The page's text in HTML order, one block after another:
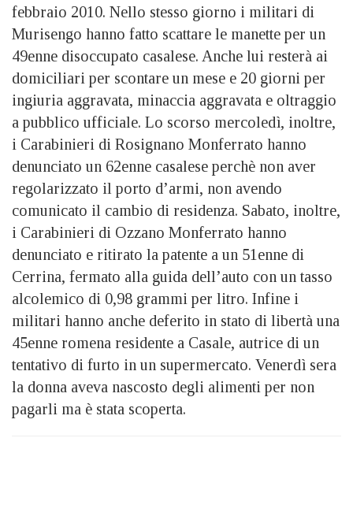
febbraio 2010. Nello stesso giorno i militari di
Murisengo hanno fatto scattare le manette per un
49enne disoccupato casalese. Anche lui resterà ai
domiciliari per scontare un mese e 20 giorni per
ingiuria aggravata, minaccia aggravata e oltraggio
a pubblico ufficiale. Lo scorso mercoledì, inoltre,
i Carabinieri di Rosignano Monferrato hanno
denunciato un 62enne casalese perchè non aver
regolarizzato il porto d’armi, non avendo
comunicato il cambio di residenza. Sabato, inoltre,
i Carabinieri di Ozzano Monferrato hanno
denunciato e ritirato la patente a un 51enne di
Cerrina, fermato alla guida dell’auto con un tasso
alcolemico di 0,98 grammi per litro. Infine i
militari hanno anche deferito in stato di libertà una
45enne romena residente a Casale, autrice di un
tentativo di furto in un supermercato. Venerdì sera
la donna aveva nascosto degli alimenti per non
pagarli ma è stata scoperta.